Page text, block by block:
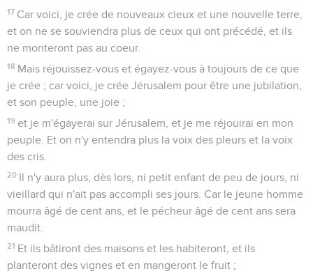
17 Car voici, je crée de nouveaux cieux et une nouvelle terre,
et on ne se souviendra plus de ceux qui ont précédé, et ils
ne monteront pas au coeur.
18 Mais réjouissez-vous et égayez-vous à toujours de ce que
je crée ; car voici, je crée Jérusalem pour être une jubilation,
et son peuple, une joie ;
19 et je m'égayerai sur Jérusalem, et je me réjouirai en mon
peuple. Et on n'y entendra plus la voix des pleurs et la voix
des cris.
20 Il n'y aura plus, dès lors, ni petit enfant de peu de jours, ni
vieillard qui n'ait pas accompli ses jours. Car le jeune homme
mourra âgé de cent ans, et le pécheur âgé de cent ans sera
maudit.
21 Et ils bâtiront des maisons et les habiteront, et ils
planteront des vignes et en mangeront le fruit ;